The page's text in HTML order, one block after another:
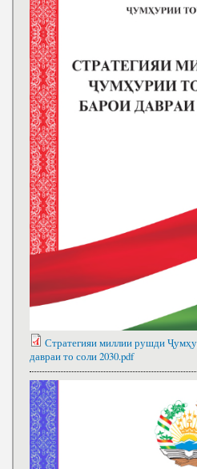
Стратегияи миллии рушди
давраи то соли 2030.pdf